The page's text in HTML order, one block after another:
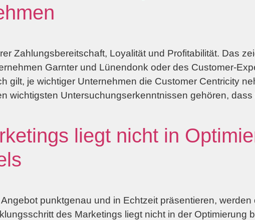
Zahlungsbereitschaft, Loyalität und Profitabilität. Das
Garnter und Lünendonk oder des Customer-
gilt, je wichtiger Unternehmen die Customer Centricity
wichtigsten Untersuchungserkenntnissen gehören,
liegt nicht in
punktgenau und in Echtzeit präsentieren,
des Marketings liegt nicht in der Optimierung